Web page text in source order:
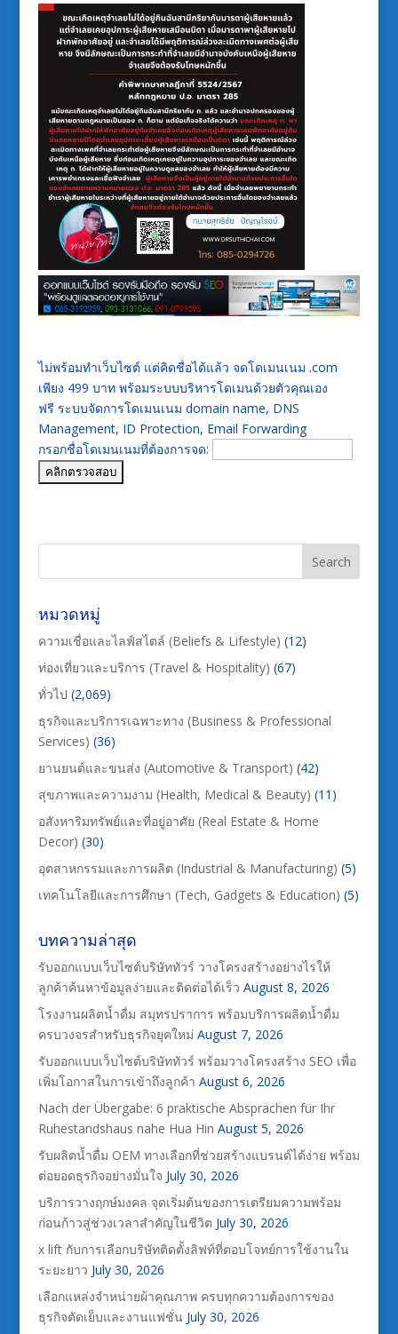
ไม่พร้อมทำเว็บไซต์ แต่คิดชื่อได้แล้ว จดโดเมนเนม .com
เพียง 499 บาท พร้อมระบบบริหารโดเมนด้วยตัวคุณเอง
ฟรี ระบบจัดการโดเมนเนม domain name, DNS
Management, ID Protection, Email Forwarding
กรอกชื่อโดเมนเนมที่ต้องการจด:
หมวดหมู่
ความเชื่อและไลฟ์สไตล์ (Beliefs & Lifestyle) (12)
ท่องเที่ยวและบริการ (Travel & Hospitality) (67)
ทั่วไป (2,069)
ธุรกิจและบริการเฉพาะทาง (Business & Professional
Services) (36)
ยานยนต์และขนส่ง (Automotive & Transport) (42)
สุขภาพและความงาม (Health, Medical & Beauty) (11)
อสังหาริมทรัพย์และที่อยู่อาศัย (Real Estate & Home
Decor) (30)
อุตสาหกรรมและการผลิต (Industrial & Manufacturing) (5)
เทคโนโลยีและการศึกษา (Tech, Gadgets & Education) (5)
บทความล่าสุด
รับออกแบบเว็บไซต์บริษัททัวร์ วางโครงสร้างอย่างไรให้
ลูกค้าค้นหาข้อมูลง่ายและติดต่อได้เร็ว August 8, 2026
โรงงานผลิตน้ำดื่ม สมุทรปราการ พร้อมบริการผลิตน้ำดื่ม
ครบวงจรสำหรับธุรกิจยุคใหม่ August 7, 2026
รับออกแบบเว็บไซต์บริษัททัวร์ พร้อมวางโครงสร้าง SEO เพื่อ
เพิ่มโอกาสในการเข้าถึงลูกค้า August 6, 2026
Nach der Übergabe: 6 praktische Absprachen für Ihr
Ruhestandshaus nahe Hua Hin August 5, 2026
รับผลิตน้ำดื่ม OEM ทางเลือกที่ช่วยสร้างแบรนด์ได้ง่าย พร้อม
ต่อยอดธุรกิจอย่างมั่นใจ July 30, 2026
บริการวางฤกษ์มงคล จุดเริ่มต้นของการเตรียมความพร้อม
ก่อนก้าวสู่ช่วงเวลาสำคัญในชีวิต July 30, 2026
x lift กับการเลือกบริษัทติดตั้งลิฟท์ที่ตอบโจทย์การใช้งานใน
ระยะยาว July 30, 2026
เลือกแหล่งจำหน่ายผ้าคุณภาพ ครบทุกความต้องการของ
ธุรกิจตัดเย็บและงานแฟชั่น July 30, 2026